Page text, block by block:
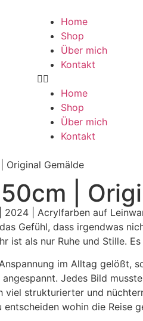
Home
Shop
Über mich
Kontakt
Home
Shop
Über mich
Kontakt
Gemälde
|
| Acrylfarben auf
Gefühl, dass irgendwas
ist als nur Ruhe und Stille.
im Alltag gelößt,
Jedes Bild
strukturierter und
wohin die Reise